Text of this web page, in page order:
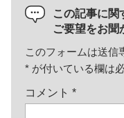
この記事に関
ご要望をお聞
このフォームは送信
* が付いている欄は
コメント *